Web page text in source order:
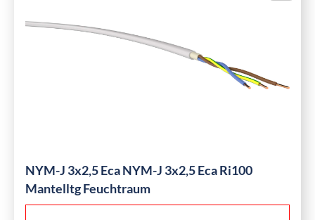
NYM-J 3x2,5 Eca NYM-J 3x2,5 Eca Ri100
Mantelltg Feuchtraum